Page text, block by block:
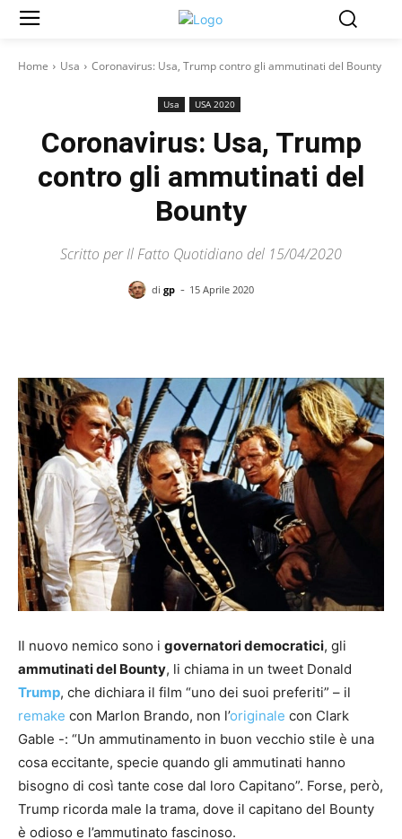
Home Usa Coronavirus: Usa, Trump contro gli ammutinati del Bounty
Usa USA 2020
Coronavirus: Usa, Trump
contro gli ammutinati del
Bounty
Scritto per Il Fatto Quotidiano del 15/04/2020
di gp - 15 Aprile 2020
Il nuovo nemico sono i governatori democratici, gli
ammutinati del Bounty, li chiama in un tweet Donald
Trump, che dichiara il film “uno dei suoi preferiti” – il
remake con Marlon Brando, non l’originale con Clark
Gable -: “Un ammutinamento in buon vecchio stile è una
cosa eccitante, specie quando gli ammutinati hanno
bisogno di così tante cose dal loro Capitano”. Forse, però,
Trump ricorda male la trama, dove il capitano del Bounty
è odioso e l’ammutinato fascinoso.